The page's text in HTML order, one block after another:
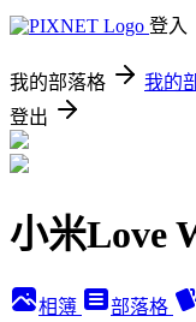
登入
我的部落格 我的
登出
小米Love
相簿 部落格